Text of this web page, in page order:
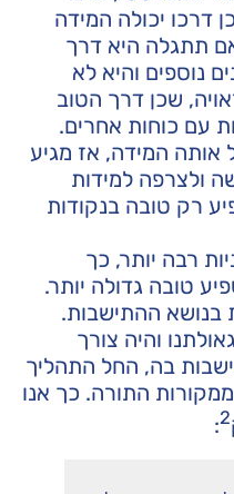
דרכו יכולה המידה
תתגלה היא דרך
נוספים והיא לא
שכן דרך הטוב
עם כוחות אחרים.
אותה המידה, אז מגיע
ולצרפה למידות
רק טובה בנקודות
רבה יותר, כך
טובה גדולה יותר.
בנושא ההתישבות.
והיה צורך
בה, החל התהליך
התורה. כך אנו
2
: